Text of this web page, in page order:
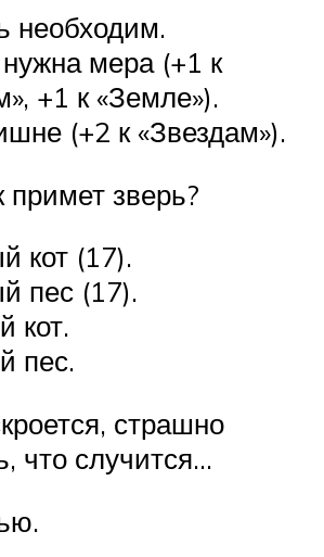
необходим.
мера (+1 к
+1 к «Земле»).
(+2 к «Звездам»).
примет зверь?
кот (17).
пес (17).
кот.
пес.
страшно
что случится…